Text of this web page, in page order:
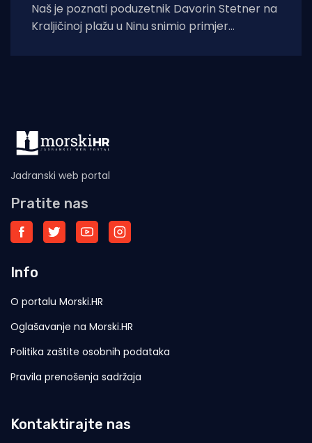
Naš je poznati poduzetnik Davorin Stetner na
Kraljičinoj plažu u Ninu snimio primjer
Jadranski web portal
Pratite nas
Info
O portalu Morski.HR
Oglašavanje na Morski.HR
Politika zaštite osobnih podataka
Pravila prenošenja sadržaja
Kontaktirajte nas